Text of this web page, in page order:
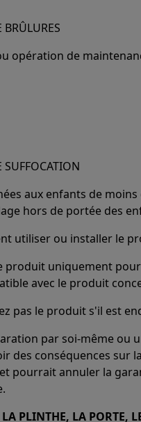
BRÛLURES
opération de
SUFFOCATION
aux enfants de
hors de portée des
utiliser ou installer le
produit uniquement
avec le produit
pas le produit s'il est
par soi-même ou
des conséquences sur
pourrait annuler la
PLINTHE, LA PORTE,